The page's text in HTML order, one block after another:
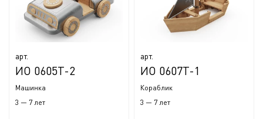
арт.
ИО 0605Т-2
Машинка
3 — 7 лет
арт.
ИО 0607Т-1
Кораблик
3 — 7 лет